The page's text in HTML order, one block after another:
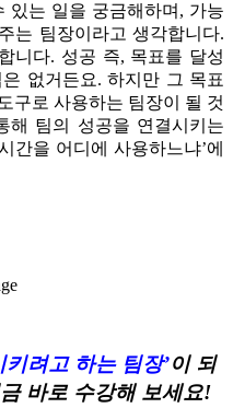
있는 일을 궁금해하며, 가능
는 팀장이라고 생각합니다.
니다. 성공 즉, 목표를 달성
없거든요. 하지만 그 목표
구로 사용하는 팀장이 될 것
해 팀의 성공을 연결시키는
간을 어디에 사용하느냐’에
려고 하는 팀장’이 되
바로 수강해 보세요!